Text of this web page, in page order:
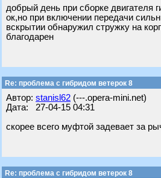
добрый день при сборке двигателя
ок,но при включении передачи
вскрытии обнаружил стружку на
благодарен
Re: проблема с гибридом ветерок 8
Автор: stanisl62 (---.opera-mini.net)
Дата: 27-04-15 04:31
скорее всего муфтой задевает за
Re: проблема с гибридом ветерок 8